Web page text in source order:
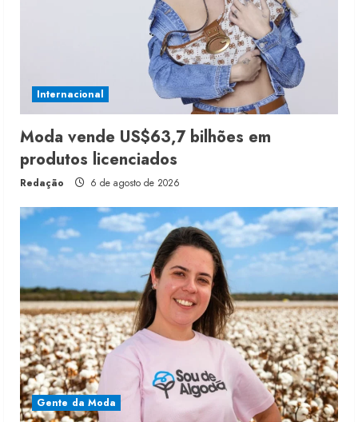
Internacional
Moda vende US$63,7 bilhões em
produtos licenciados
Redação 6 de agosto de 2026
Gente da Moda